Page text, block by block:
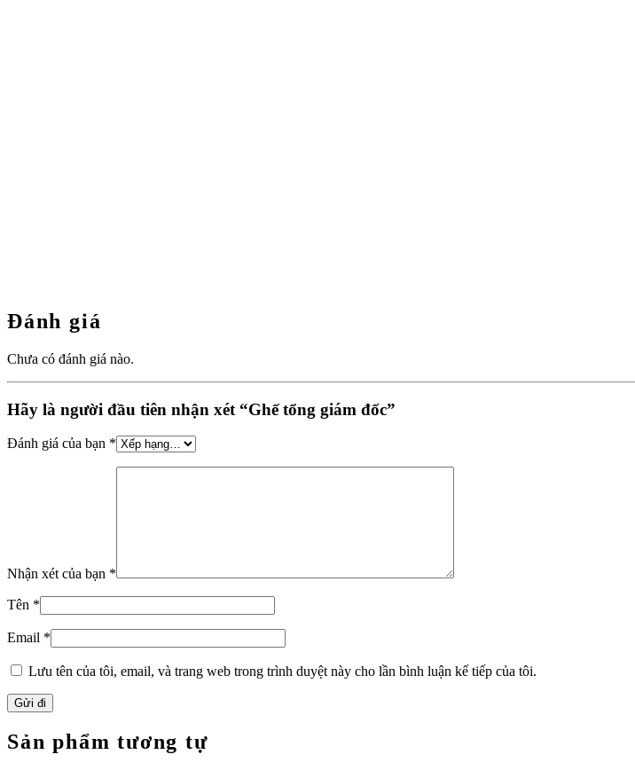
Đánh giá
Chưa có đánh giá nào.
Hãy là người đầu tiên nhận xét “Ghế tổng giám đốc”
Đánh giá của bạn *
Nhận xét của bạn *
Tên *
Email *
Lưu tên của tôi, email, và trang web trong trình duyệt này cho lần bình luận kế tiếp của tôi.
Sản phẩm tương tự